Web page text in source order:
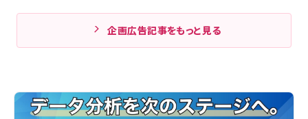
企画広告記事をもっと見る